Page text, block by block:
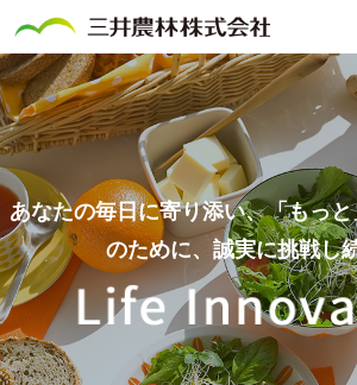
あなたの毎日に寄り添い、「もっ
のために、誠実に挑戦し